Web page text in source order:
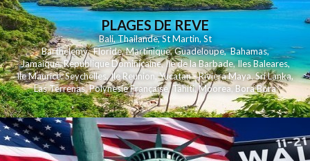
PLAGES DE REVE
Bali,Thailande,St Martin,St
Barthelemy,Floride,Martinique,Guadeloupe,Bahamas,
Jamaique,Republique Dominicaine,Ile de la Barbade,Iles Baleares,
Ile Maurice,Seychelles,Ile Reunion,Yucatan - Riviera Maya,Sri Lanka,
Las Terrenas,Polynesie Française,Tahiti,Moorea, Bora Bora